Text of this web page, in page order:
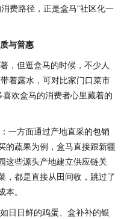
费路径，正是盒马“社区化一
与普惠
，但逛盒马的时候，不少人
着露水，可对比家门口菜市
欢盒马的消费者心里藏着的
一方面通过产地直采的包销
的蔬果为例，盒马直接跟新疆
这些源头产地建立供应链关
，都是直接从田间收，跳过了
。
日日鲜的鸡蛋、盒补补的银